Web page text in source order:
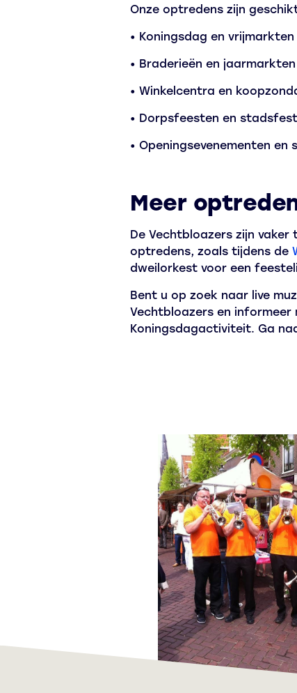
Onze optredens zijn
• Koningsdag en vrijmarkten
• Braderieën en jaarmarkten
• Winkelcentra en
• Dorpsfeesten en
• Openingsevenementen
Meer
De Vechtbloazers zijn
optredens, zoals tijdens de
dweilorkest voor een
Bent u op zoek naar live
Vechtbloazers en
Koningsdagactiviteit. Ga